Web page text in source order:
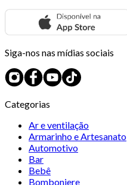
Siga-nos nas mídias sociais
Categorias
Ar e ventilação
Armarinho e Artesanato
Automotivo
Bar
Bebê
Bomboniere